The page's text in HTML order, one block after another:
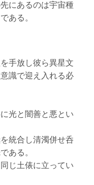
にあるのは宇宙種
ある。
手放し彼ら異星文
識で迎え入れる必
光と闇善と悪とい
統合し清濁併せ呑
ある。
じ土俵に立ってい